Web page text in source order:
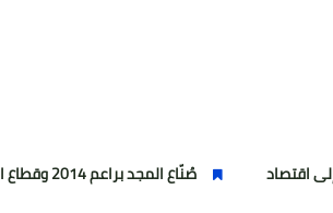
صُنّاع المجد براعم 2014 وقطاع الشباب لمنصات التتويج ببطولة كأس المستقبل العربي